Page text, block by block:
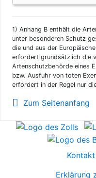
1) Anhang B enthält die
unter besonderen Schutz
die und aus der
erfordert grundsätzlich die
Artenschutzbehörde eines
bzw. Ausfuhr von toten
erfordert in der Regel nur
Zum Seitenanfang
Kontakt
Erklärung